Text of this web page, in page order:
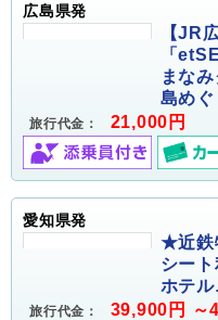
広島県発
【JR
「
まな
島めぐ
旅行代金： 21,000円
愛知県発
★近鉄
シー
ホテ
旅行代金： 39,900円 ～